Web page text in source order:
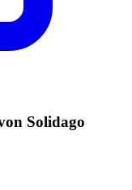
Solidago